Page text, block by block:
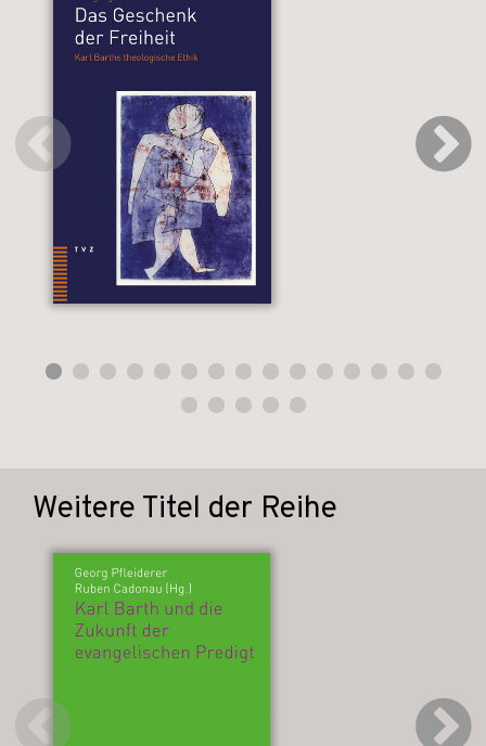
Weitere Titel der Reihe